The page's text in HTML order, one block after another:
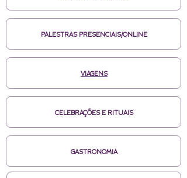
PALESTRAS PRESENCIAIS/ONLINE
VIAGENS
CELEBRAÇÕES E RITUAIS
GASTRONOMIA